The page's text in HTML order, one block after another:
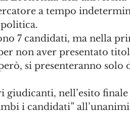
a tempo
7 candidati, ma nella
non aver presentato
si presenteranno
giudicanti, nell’esito
i candidati”